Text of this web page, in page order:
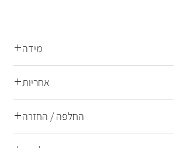
מידה
אחריות
ברמת גימור הגבוהה ביותר הן בחומרי
החלפה / החזרה